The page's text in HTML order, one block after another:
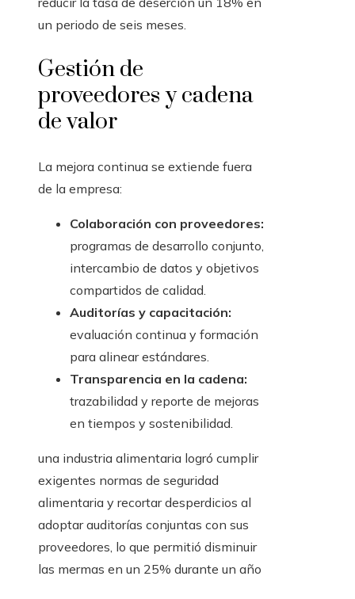
un periodo de seis meses.
Gestión de
proveedores y cadena
de valor
La mejora continua se extiende fuera
de la empresa:
Colaboración con proveedores:
programas de desarrollo conjunto,
intercambio de datos y objetivos
compartidos de calidad.
Auditorías y capacitación:
evaluación continua y formación
para alinear estándares.
Transparencia en la cadena:
trazabilidad y reporte de mejoras
en tiempos y sostenibilidad.
una industria alimentaria logró cumplir
exigentes normas de seguridad
alimentaria y recortar desperdicios al
adoptar auditorías conjuntas con sus
proveedores, lo que permitió disminuir
las mermas en un 25% durante un año